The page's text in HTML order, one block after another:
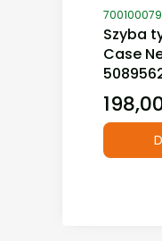
Kod
Szyba
Case
Cena